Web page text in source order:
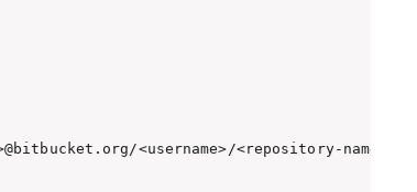
<username>/<repository-name>.git